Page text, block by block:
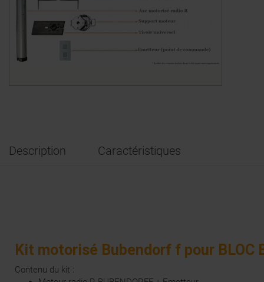
Description Caractéristiques
Kit motorisé Bubendorf f pour BLOC
Contenu du kit :